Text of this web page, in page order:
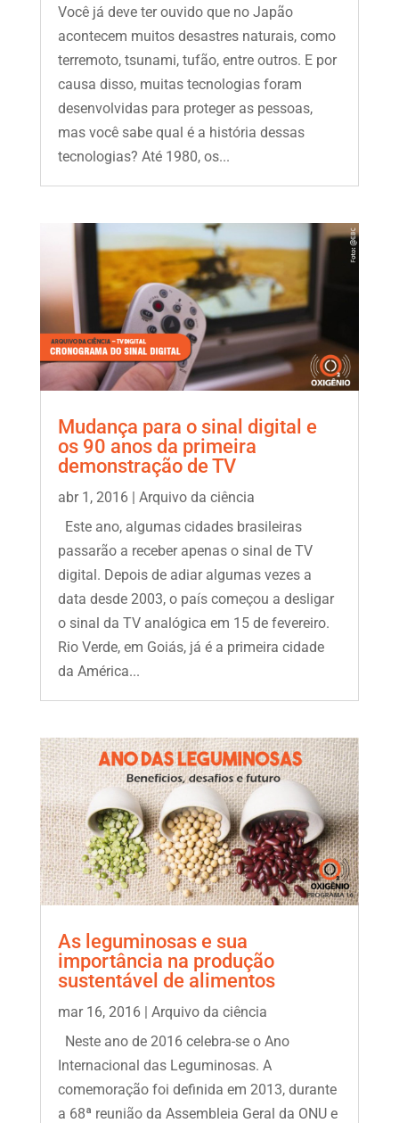
Você já deve ter ouvido que no Japão
acontecem muitos desastres naturais, como
terremoto, tsunami, tufão, entre outros. E por
causa disso, muitas tecnologias foram
desenvolvidas para proteger as pessoas,
mas você sabe qual é a história dessas
tecnologias? Até 1980, os...
Mudança para o sinal digital e
os 90 anos da primeira
demonstração de TV
abr 1, 2016| Arquivo da ciência
Este ano, algumas cidades brasileiras
passarão a receber apenas o sinal de TV
digital. Depois de adiar algumas vezes a
data desde 2003, o país começou a desligar
o sinal da TV analógica em 15 de fevereiro.
Rio Verde, em Goiás, já é a primeira cidade
da América...
As leguminosas e sua
importância na produção
sustentável de alimentos
mar 16, 2016| Arquivo da ciência
Neste ano de 2016 celebra-se o Ano
Internacional das Leguminosas. A
comemoração foi definida em 2013, durante
a 68ª reunião da Assembleia Geral da ONU e